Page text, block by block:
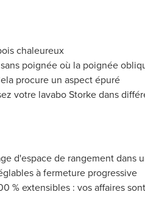
chaleureux
poignée où la poignée
procure un aspect épuré
votre lavabo Storke dans
d'espace de rangement dans
à fermeture progressive
% extensibles : vos affaires